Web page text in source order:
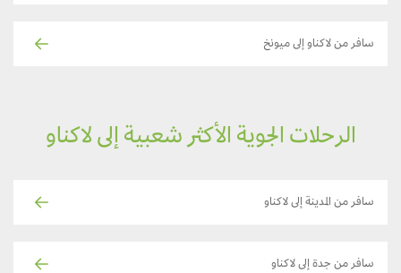
سافر من لاكناو إلى ميونخ
الرحلات الجوية الأكثر شعبية إلى لاكناو
سافر من المدينة إلى لاكناو
سافر من جدة إلى لاكناو